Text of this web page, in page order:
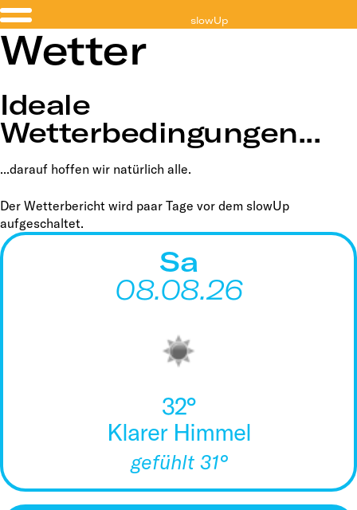
slowUp
Wetter
Ideale
Wetterbedingungen...
...darauf hoffen wir natürlich alle.
Der Wetterbericht wird paar Tage vor dem slowUp
aufgeschaltet.
Sa
08.08.26
32°
Klarer Himmel
gefühlt 31°